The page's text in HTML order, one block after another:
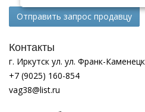
Отправить запрос продавцу
Контакты
г. Иркутск ул. ул. Франк-
+7 (9025) 160-854
vag38@list.ru